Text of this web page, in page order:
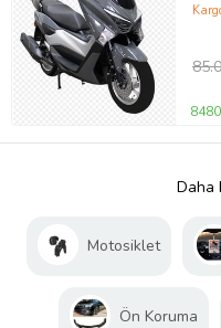
Daha
Motosiklet
Ön Koruma